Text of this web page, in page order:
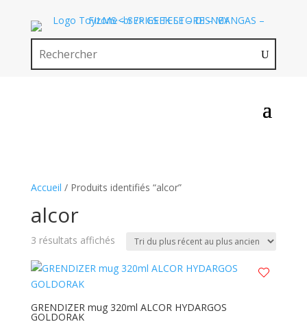
Accueil / Produits identifiés “alcor”
alcor
3 résultats affichésTrié
plus
au
GRENDIZER mug 320ml ALCOR HYDARGOS
GOLDORAK